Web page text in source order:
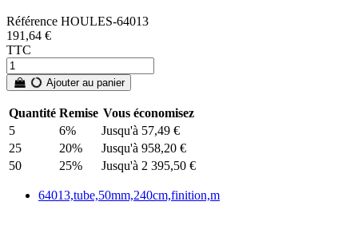
Référence HOULES-64013
191,64 €
TTC
Ajouter au panier
Quantité Remise Vous économisez
5
6%
Jusqu'à 57,49 €
25
20%
Jusqu'à 958,20 €
50
25% Jusqu'à 2 395,50 €
64013,tube,50mm,240cm,finition,m